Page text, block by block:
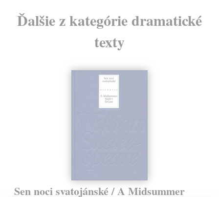
Ďalšie z kategórie dramatické
texty
Sen noci svatojánské / A Midsummer